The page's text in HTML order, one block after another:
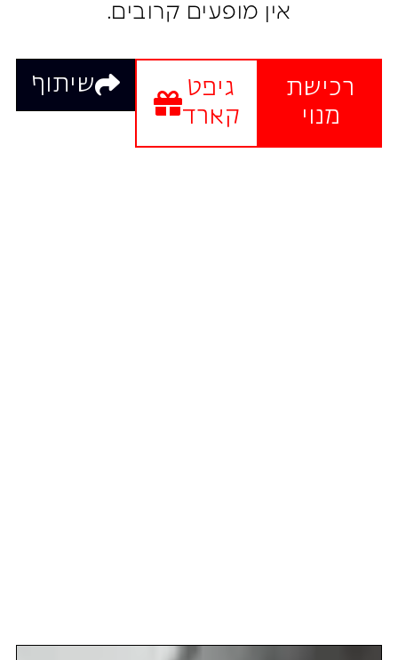
אין מופעים קרובים.
רכישת
מנוי
גיפט
קארד
שיתוף